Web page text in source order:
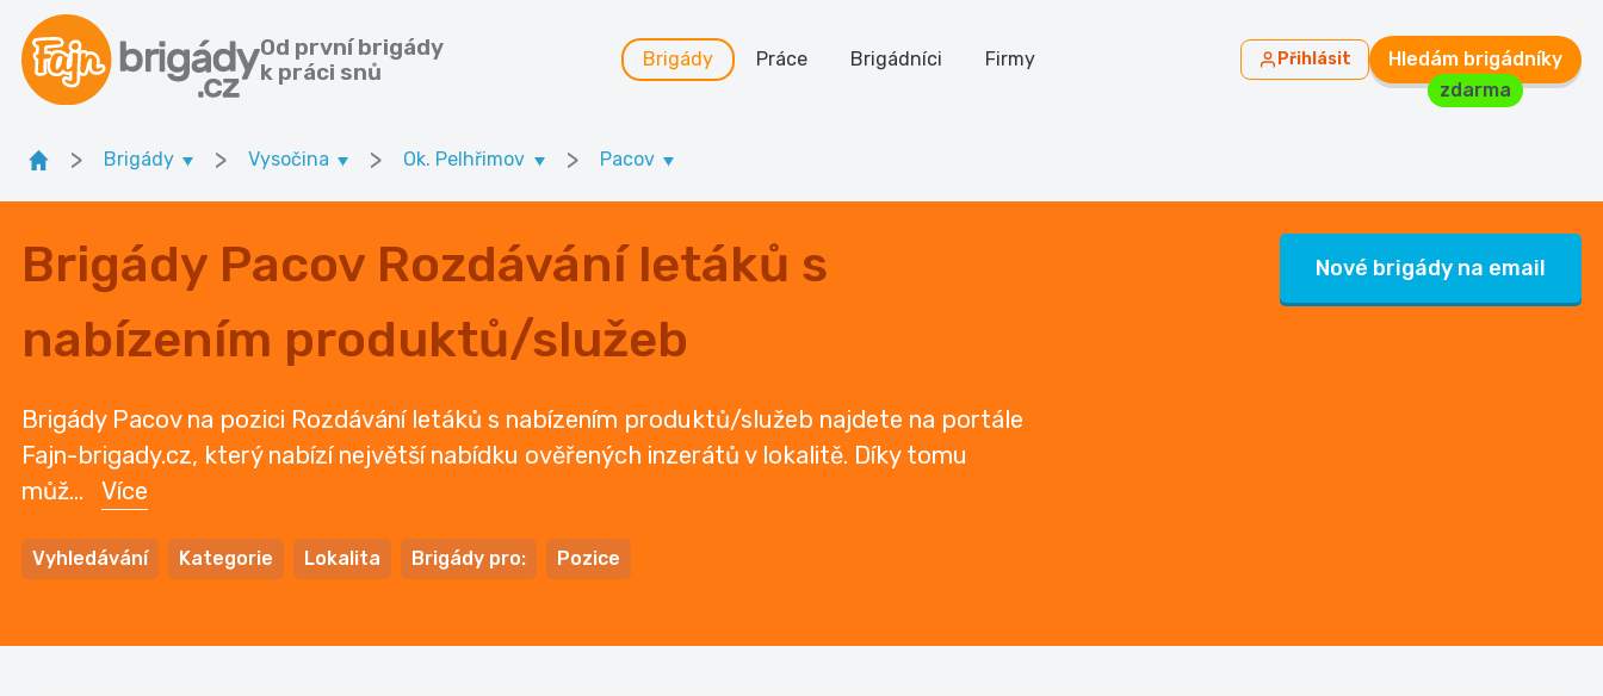
Od první brigády
k práci snů
Brigády Práce Brigádníci Firmy Přihlásit
Hledám brigádníky
zdarma
> Brigády > Vysočina > Ok. Pelhřimov > Pacov
Brigády Pacov Rozdávání letáků s
nabízením produktů/služeb
Brigády Pacov na pozici Rozdávání letáků s nabízením produktů/služeb najdete na portále
Fajn-brigady.cz, který nabízí největší nabídku ověřených inzerátů v lokalitě. Díky tomu
můž... Více
Vyhledávání Kategorie Lokalita Brigády pro: Pozice
Nové brigády na email